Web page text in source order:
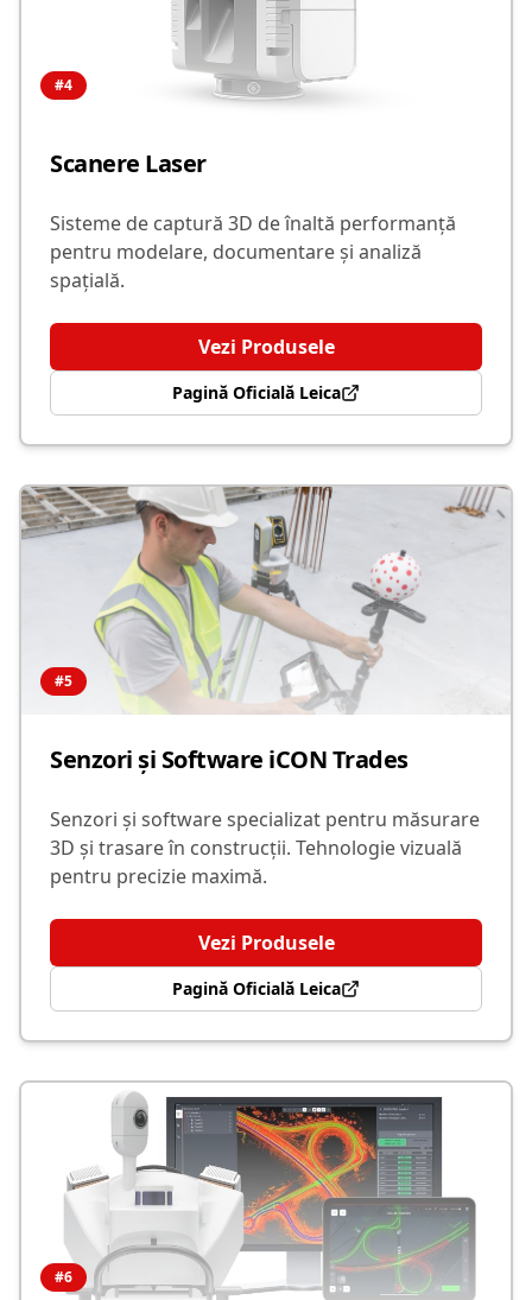
#4
Scanere Laser
Sisteme de captură 3D de înaltă performanță
pentru modelare, documentare și analiză
spațială.
Vezi Produsele
Pagină Oficială Leica
#5
Senzori și Software iCON Trades
Senzori și software specializat pentru măsurare
3D și trasare în construcții. Tehnologie vizuală
pentru precizie maximă.
Vezi Produsele
Pagină Oficială Leica
#6